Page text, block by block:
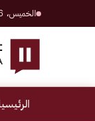
الخميس، 6 أغسطس 2026 · 23 صفر 1448 هـ